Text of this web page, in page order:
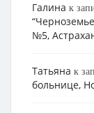
Галина к
№5,
Татьяна к
больнице,